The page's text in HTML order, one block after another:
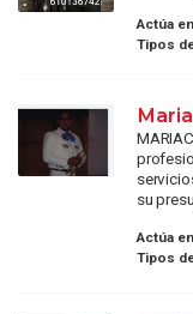
Actúa
Tipos
su
Actúa
Tipos